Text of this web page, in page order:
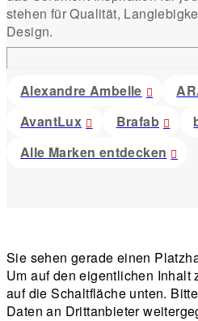
stehen für Qualität,
Design.
Alexandre Ambelle
AvantLux
Brafab
Alle Marken entdecken
Sie sehen gerade einen
Um auf den eigentlichen
auf die Schaltfläche unten.
Daten an Drittanbieter